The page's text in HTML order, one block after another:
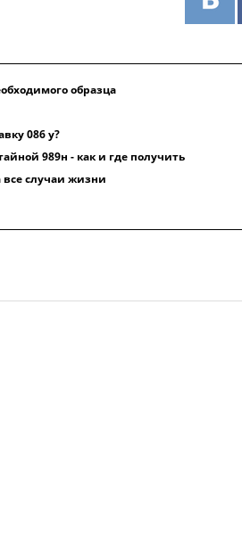
образца
086 у?
989н - как и где получить
случаи жизни